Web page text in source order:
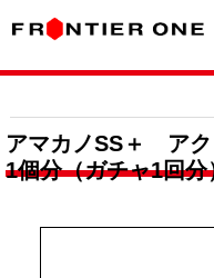
アマカノSS＋ ア
1個分（ガチャ1回分